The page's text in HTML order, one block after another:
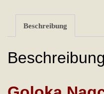
Beschreibung
Beschreibung